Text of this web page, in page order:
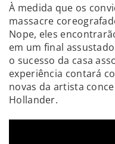
À medida que os
massacre
Nope, eles
em um final
o sucesso da casa
experiência contará
novas da artista
Hollander.